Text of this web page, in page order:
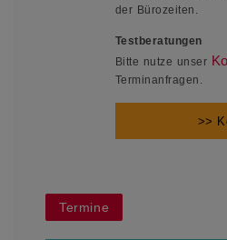
der Bürozeiten.
Testberatungen
Bitte nutze unser
Terminanfragen.
>>
Termine